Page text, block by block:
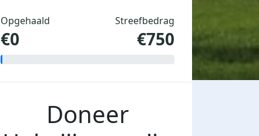
Opgehaald
€0
Streefbedrag
€750
Doneer